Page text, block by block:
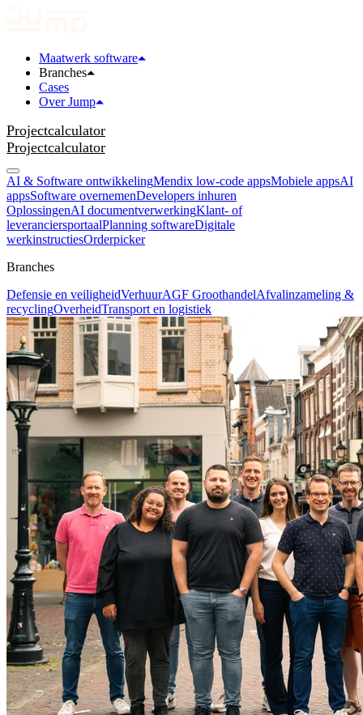
Maatwerk software
Branches
Cases
Over Jump
Projectcalculator
Projectcalculator
AI & Software ontwikkelingMendix low-code appsMobiele appsAI
appsSoftware overnemenDevelopers inhuren
OplossingenAI documentverwerkingKlant- of
leveranciersportaalPlanning softwareDigitale
werkinstructiesOrderpicker
Branches
Defensie en veiligheidVerhuurAGF GroothandelAfvalinzameling &
recyclingOverheidTransport en logistiek